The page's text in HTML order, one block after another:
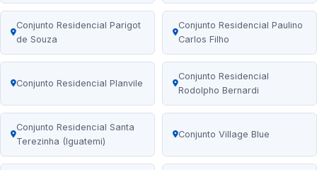
Conjunto Residencial Parigot
de Souza
Conjunto Residencial Paulino
Carlos Filho
Conjunto Residencial Planvile
Conjunto Residencial
Rodolpho Bernardi
Conjunto Residencial Santa
Terezinha (Iguatemi)
Conjunto Village Blue